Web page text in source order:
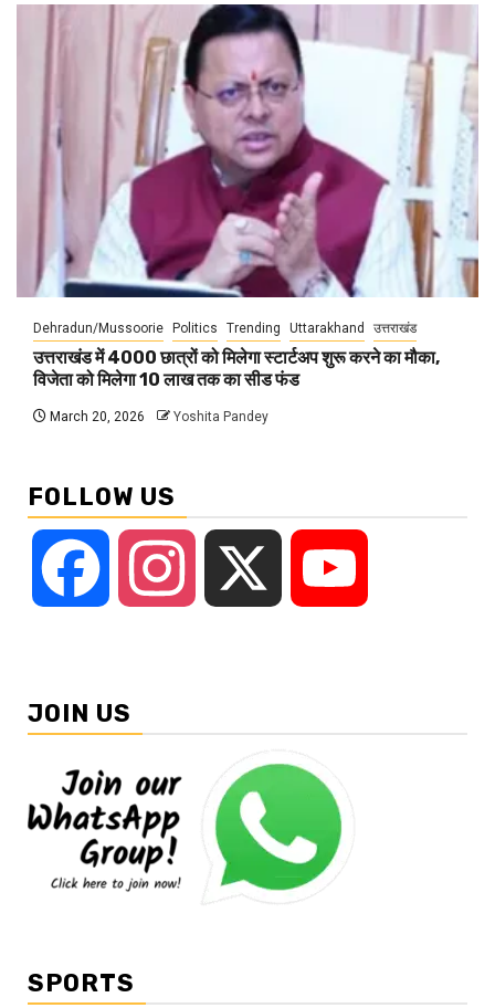
Dehradun/Mussoorie Politics Trending Uttarakhand उत्तराखंड
उत्तराखंड में 4000 छात्रों को मिलेगा स्टार्टअप शुरू करने का मौका,
विजेता को मिलेगा 10 लाख तक का सीड फंड
March 20, 2026 Yoshita Pandey
FOLLOW US
Facebook Instagram
JOIN US
SPORTS